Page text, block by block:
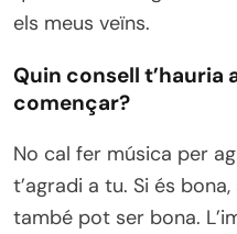
els meus veïns.
Quin consell t’hauria
començar?
No cal fer música per
t’agradi a tu. Si és
també pot ser bona.